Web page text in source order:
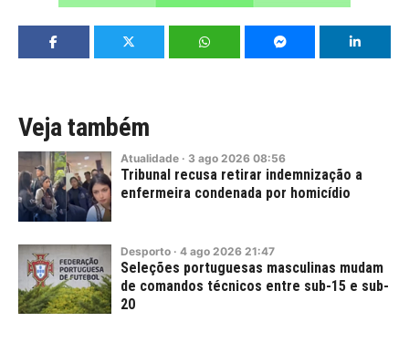
Veja também
Atualidade · 3 ago 2026 08:56
Tribunal recusa retirar indemnização a
enfermeira condenada por homicídio
Desporto · 4 ago 2026 21:47
Seleções portuguesas masculinas mudam
de comandos técnicos entre sub-15 e sub-
20